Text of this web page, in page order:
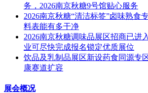
务，2026南京秋糖9号馆贴心服务
2026南京秋糖“清洁标签”卤味熟食
料表能有多干净
2026南京秋糖调味品展区招商已进
业可尽快完成报名锁定优质展位
饮品及乳制品展区新设药食同源专
康赛道扩容
展会概况